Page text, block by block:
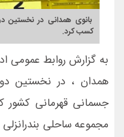
بانوی همدانی در نخستین
کسب کرد.
به گزارش روابط عمومی
همدان ، در نخستین
مجموعه ساحلی بندرانزلی